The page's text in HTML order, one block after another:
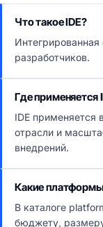
Что такое IDE?
разработчиков.
Где применяется
IDE применяется
отрасли и
внедрений.
Какие платформы
В каталоге
бюджету,